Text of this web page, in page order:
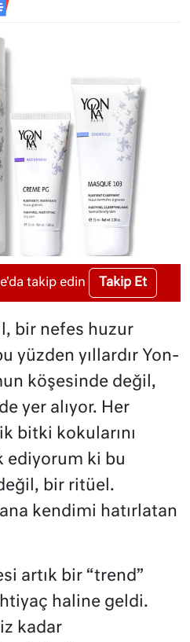
takip edin Takip Et
bir nefes huzur
yüzden yıllardır Yon-
köşesinde değil,
yer alıyor. Her
bitki kokularını
ediyorum ki bu
bir ritüel.
kendimi hatırlatan
artık bir “trend”
haline geldi.
kadar